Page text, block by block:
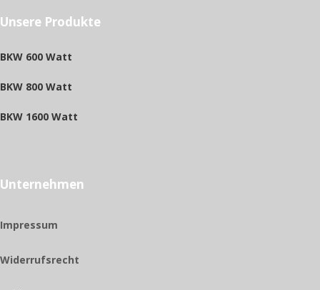
Unsere Produkte
BKW 600 Watt
BKW 800 Watt
BKW 1600 Watt
Unternehmen
Impressum
Widerrufsrecht